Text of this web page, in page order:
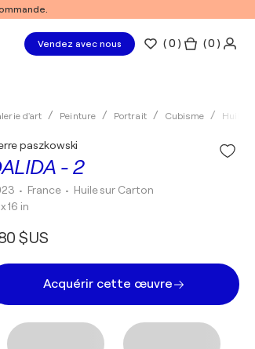
Vendez avec nous (0 ) ( 0 )
d'art Peinture Portrait Cubisme Huile
- 2
paszkowski
• France • Huile sur Carton
16 in
$US
Acquérir cette œuvre